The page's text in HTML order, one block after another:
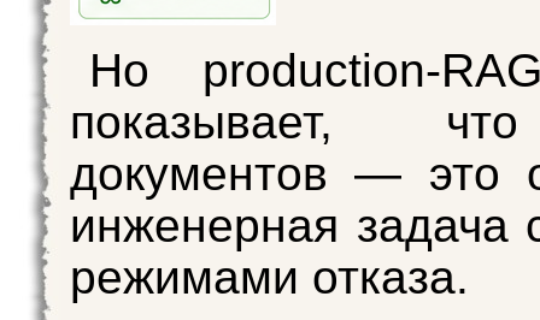
Но
показывает,
документов — это
инженерная задача
режимами отказа.